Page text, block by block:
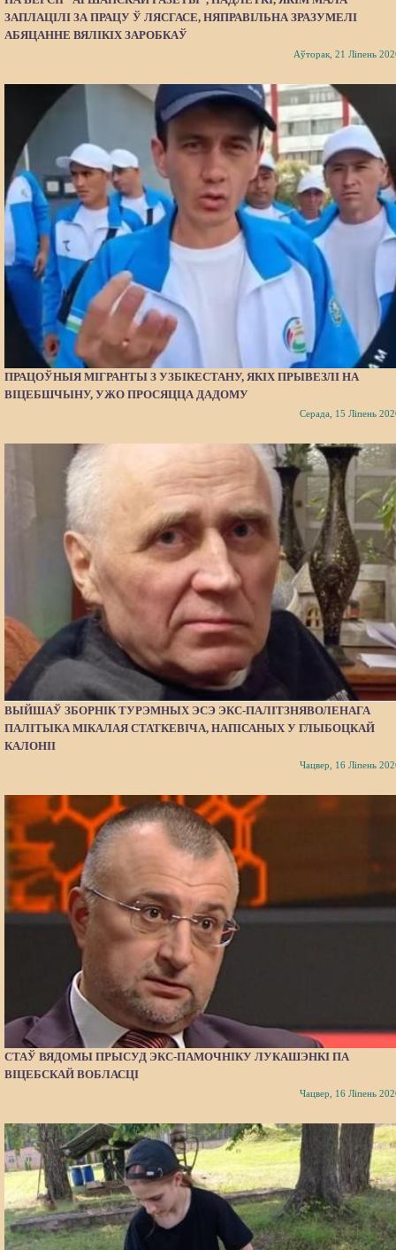
ЗАПЛАЦІЛІ ЗА ПРАЦУ Ў ЛЯСГАСЕ, НЯПРАВІЛЬНА ЗРАЗУМЕЛІ
АБЯЦАННЕ ВЯЛІКІХ ЗАРОБКАЎ
Аўторак, 21 Ліпень
ПРАЦОЎНЫЯ МІГРАНТЫ З УЗБІКЕСТАНУ, ЯКІХ ПРЫВЕЗЛІ НА
ВІЦЕБШЧЫНУ, УЖО ПРОСЯЦЦА ДАДОМУ
Серада, 15 Ліпень
ВЫЙШАЎ ЗБОРНІК ТУРЭМНЫХ ЭСЭ ЭКС-ПАЛІТЗНЯВОЛЕНАГА
ПАЛІТЫКА МІКАЛАЯ СТАТКЕВІЧА, НАПІСАНЫХ У ГЛЫБОЦКАЙ
КАЛОНІІ
Чацвер, 16 Ліпень
СТАЎ ВЯДОМЫ ПРЫСУД ЭКС-ПАМОЧНІКУ ЛУКАШЭНКІ ПА
ВІЦЕБСКАЙ ВОБЛАСЦІ
Чацвер, 16 Ліпень